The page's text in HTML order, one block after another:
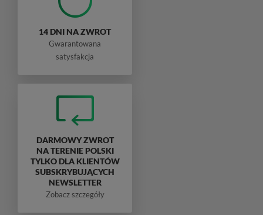
14 DNI NA ZWROT
Gwarantowana
satysfakcja
DARMOWY ZWROT
NA TERENIE POLSKI
TYLKO DLA KLIENTÓW
SUBSKRYBUJĄCYCH
NEWSLETTER
Zobacz szczegóły